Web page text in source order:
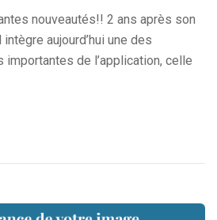
nouveautés!! 2 ans après son
aujourd’hui une des
de l’application, celle